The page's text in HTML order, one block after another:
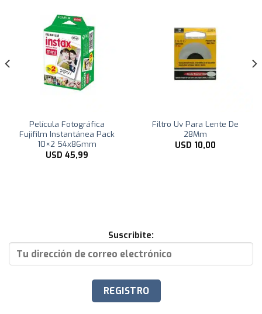
Película Fotográfica
Fujifilm Instantánea Pack
10×2 54x86mm
USD 45,99
Filtro Uv Para Lente De
28Mm
USD 10,00
Suscribite: